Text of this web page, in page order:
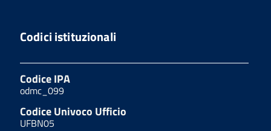
Codici istituzionali
Codice IPA
odmc_099
Codice Univoco Ufficio
UFBN05